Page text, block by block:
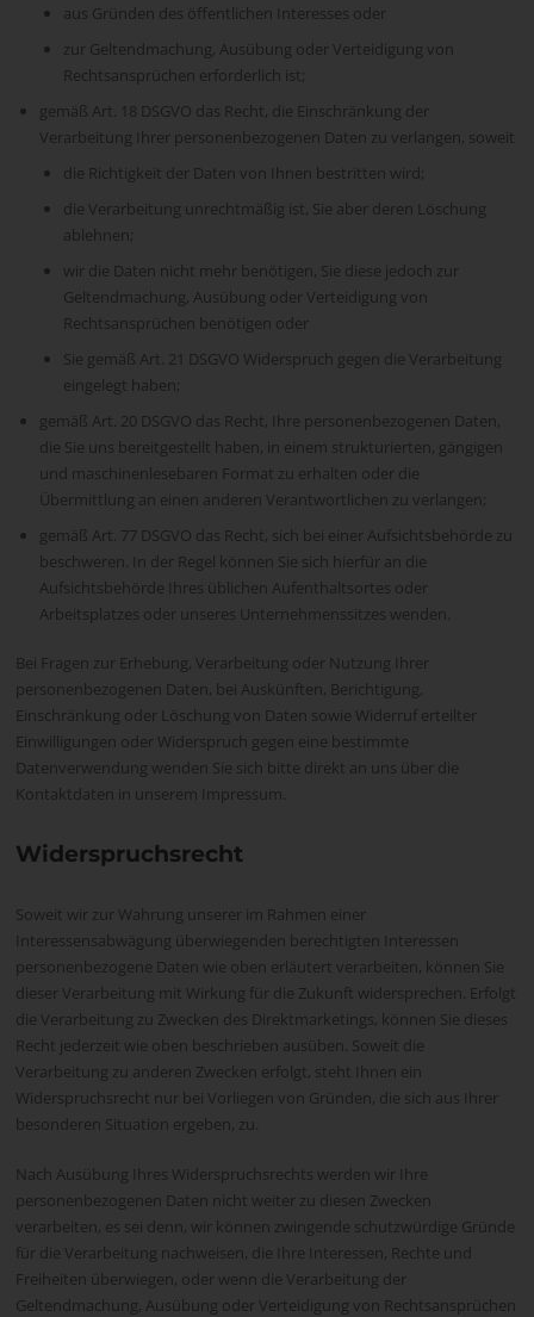
aus Gründen des öffentlichen Interesses oder
zur Geltendmachung, Ausübung oder Verteidigung von
Rechtsansprüchen erforderlich ist;
gemäß Art. 18 DSGVO das Recht, die Einschränkung der
Verarbeitung Ihrer personenbezogenen Daten zu verlangen, soweit
die Richtigkeit der Daten von Ihnen bestritten wird;
die Verarbeitung unrechtmäßig ist, Sie aber deren Löschung
ablehnen;
wir die Daten nicht mehr benötigen, Sie diese jedoch zur
Geltendmachung, Ausübung oder Verteidigung von
Rechtsansprüchen benötigen oder
Sie gemäß Art. 21 DSGVO Widerspruch gegen die Verarbeitung
eingelegt haben;
gemäß Art. 20 DSGVO das Recht, Ihre personenbezogenen Daten,
die Sie uns bereitgestellt haben, in einem strukturierten, gängigen
und maschinenlesebaren Format zu erhalten oder die
Übermittlung an einen anderen Verantwortlichen zu verlangen;
gemäß Art. 77 DSGVO das Recht, sich bei einer Aufsichtsbehörde zu
beschweren. In der Regel können Sie sich hierfür an die
Aufsichtsbehörde Ihres üblichen Aufenthaltsortes oder
Arbeitsplatzes oder unseres Unternehmenssitzes wenden.
Bei Fragen zur Erhebung, Verarbeitung oder Nutzung Ihrer
personenbezogenen Daten, bei Auskünften, Berichtigung,
Einschränkung oder Löschung von Daten sowie Widerruf erteilter
Einwilligungen oder Widerspruch gegen eine bestimmte
Datenverwendung wenden Sie sich bitte direkt an uns über die
Kontaktdaten in unserem Impressum.
Widerspruchsrecht
Soweit wir zur Wahrung unserer im Rahmen einer
Interessensabwägung überwiegenden berechtigten Interessen
personenbezogene Daten wie oben erläutert verarbeiten, können Sie
dieser Verarbeitung mit Wirkung für die Zukunft widersprechen. Erfolgt
die Verarbeitung zu Zwecken des Direktmarketings, können Sie dieses
Recht jederzeit wie oben beschrieben ausüben. Soweit die
Verarbeitung zu anderen Zwecken erfolgt, steht Ihnen ein
Widerspruchsrecht nur bei Vorliegen von Gründen, die sich aus Ihrer
besonderen Situation ergeben, zu.
Nach Ausübung Ihres Widerspruchsrechts werden wir Ihre
personenbezogenen Daten nicht weiter zu diesen Zwecken
verarbeiten, es sei denn, wir können zwingende schutzwürdige Gründe
für die Verarbeitung nachweisen, die Ihre Interessen, Rechte und
Freiheiten überwiegen, oder wenn die Verarbeitung der
Geltendmachung, Ausübung oder Verteidigung von Rechtsansprüchen